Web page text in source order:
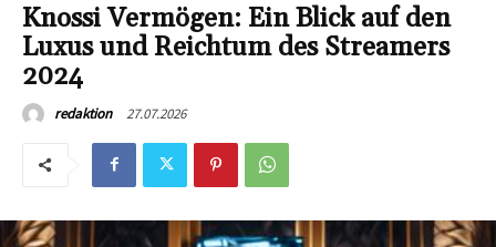
Knossi Vermögen: Ein Blick auf den
Luxus und Reichtum des Streamers
2024
redaktion 27.07.2026